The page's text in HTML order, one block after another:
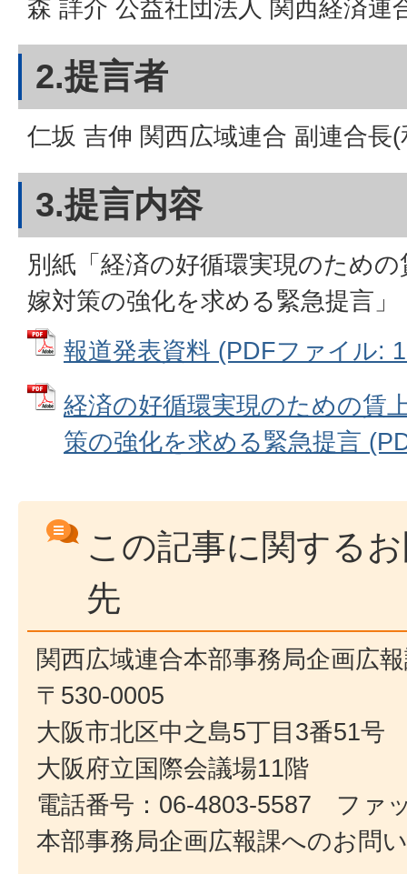
森 詳介 公益社団法人 関西経済連
2.提言者
仁坂 吉伸 関西広域連合 副連合長
3.提言内容
別紙「経済の好循環実現のため
嫁対策の強化を求める緊急提言」
報道発表資料 (PDFファイル:
経済の好循環実現のための賃
策の強化を求める緊急提言
この記事に関する
先
関西広域連合本部事務局企画広
〒530-0005
大阪市北区中之島5丁目3番51号
大阪府立国際会議場11階
電話番号：06-4803-5587 ファ
本部事務局企画広報課へのお問